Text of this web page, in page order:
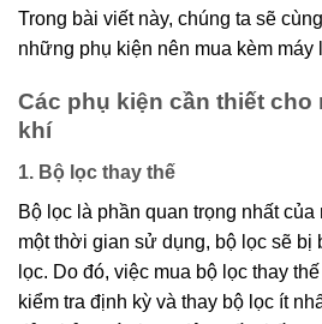
Trong bài viết này, chúng ta sẽ
những phụ kiện nên mua kèm máy
Các phụ kiện cần thiết cho
khí
1. Bộ lọc thay thế
Bộ lọc là phần quan trọng nhất
một thời gian sử dụng, bộ lọc sẽ bị
lọc. Do đó, việc mua bộ lọc thay
kiểm tra định kỳ và thay bộ lọc ít